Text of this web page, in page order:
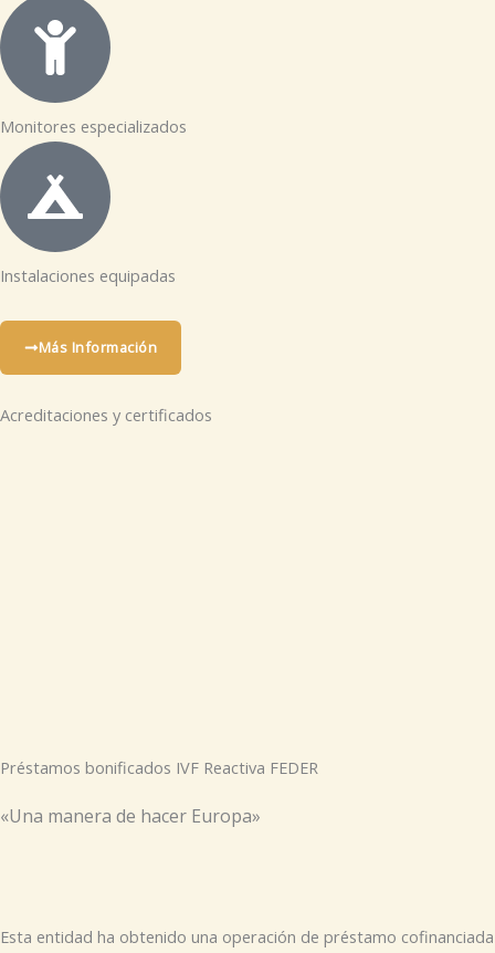
Monitores especializados
Instalaciones equipadas
Más Información
Acreditaciones y certificados
Préstamos bonificados IVF Reactiva FEDER
«Una manera de hacer Europa»
Esta entidad ha obtenido una operación de préstamo cofinanciada